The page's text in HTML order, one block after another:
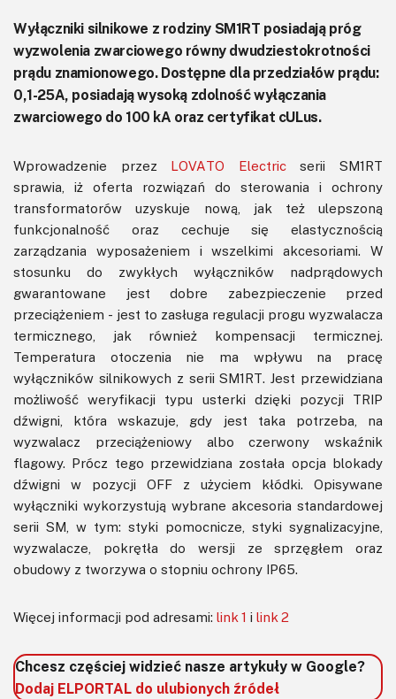
Wyłączniki silnikowe z rodziny SM1RT posiadają próg
wyzwolenia zwarciowego równy dwudziestokrotności
prądu znamionowego. Dostępne dla przedziałów prądu:
0,1-25A, posiadają wysoką zdolność wyłączania
zwarciowego do 100 kA oraz certyfikat cULus.
Wprowadzenie przez LOVATO Electricserii SM1RT
sprawia, iż oferta rozwiązań do sterowania i ochrony
transformatorów uzyskuje nową, jak też ulepszoną
funkcjonalność oraz cechuje się elastycznością
zarządzania wyposażeniem i wszelkimi akcesoriami. W
stosunku do zwykłych wyłączników nadprądowych
gwarantowane jest dobre zabezpieczenie przed
przeciążeniem - jest to zasługa regulacji progu wyzwalacza
termicznego, jak również kompensacji termicznej.
Temperatura otoczenia nie ma wpływu na pracę
wyłączników silnikowych z serii SM1RT. Jest przewidziana
możliwość weryfikacji typu usterki dzięki pozycji TRIP
dźwigni, która wskazuje, gdy jest taka potrzeba, na
wyzwalacz przeciążeniowy albo czerwony wskaźnik
flagowy. Prócz tego przewidziana została opcja blokady
dźwigni w pozycji OFF z użyciem kłódki. Opisywane
wyłączniki wykorzystują wybrane akcesoria standardowej
serii SM, w tym: styki pomocnicze, styki sygnalizacyjne,
wyzwalacze, pokrętła do wersji ze sprzęgłem oraz
obudowy z tworzywa o stopniu ochrony IP65.
Więcej informacji pod adresami: link 1 i link 2
Chcesz częściej widzieć nasze artykuły w Google?
Dodaj ELPORTAL do ulubionych źródeł